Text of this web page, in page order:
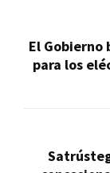
El Gobierno
para los